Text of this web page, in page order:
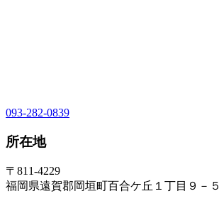
093-282-0839
所在地
〒811-4229
福岡県遠賀郡岡垣町百合ケ丘１丁目９－５